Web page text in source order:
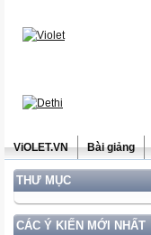
ViOLET.VN Bài giảng
THƯ MỤC
CÁC Ý KIẾN MỚI NHẤT